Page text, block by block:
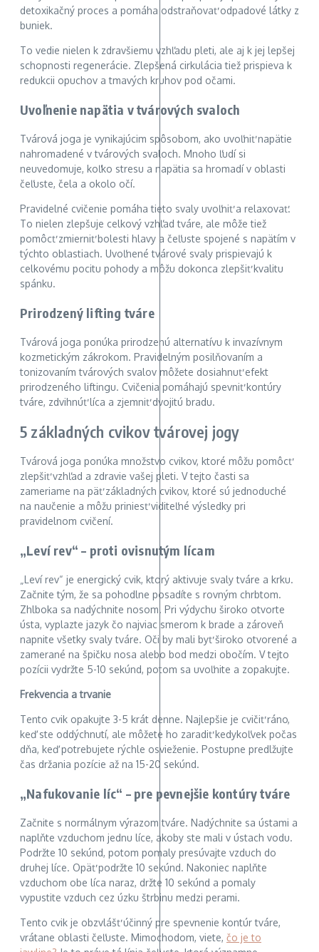
detoxikačný proces a pomáha odstraňovať odpadové látky z
buniek.
To vedie nielen k zdravšiemu vzhľadu pleti, ale aj k jej lepšej
schopnosti regenerácie. Zlepšená cirkulácia tiež prispieva k
redukcii opuchov a tmavých kruhov pod očami.
Uvoľnenie napätia v tvárových svaloch
Tvárová joga je vynikajúcim spôsobom, ako uvoľniť napätie
nahromadené v tvárových svaloch. Mnoho ľudí si
neuvedomuje, koľko stresu a napätia sa hromadí v oblasti
čeľuste, čela a okolo očí.
Pravidelné cvičenie pomáha tieto svaly uvoľniť a relaxovať.
To nielen zlepšuje celkový vzhľad tváre, ale môže tiež
pomôcť zmierniť bolesti hlavy a čeľuste spojené s napätím v
týchto oblastiach. Uvoľnené tvárové svaly prispievajú k
celkovému pocitu pohody a môžu dokonca zlepšiť kvalitu
spánku.
Prirodzený lifting tváre
Tvárová joga ponúka prirodzenú alternatívu k invazívnym
kozmetickým zákrokom. Pravidelným posilňovaním a
tonizovaním tvárových svalov môžete dosiahnuť efekt
prirodzeného liftingu. Cvičenia pomáhajú spevniť kontúry
tváre, zdvihnúť líca a zjemniť dvojitú bradu.
5 základných cvikov tvárovej jogy
Tvárová joga ponúka množstvo cvikov, ktoré môžu pomôcť
zlepšiť vzhľad a zdravie vašej pleti. V tejto časti sa
zameriame na päť základných cvikov, ktoré sú jednoduché
na naučenie a môžu priniesť viditeľné výsledky pri
pravidelnom cvičení.
„Leví rev“ – proti ovisnutým lícam
„Leví rev“ je energický cvik, ktorý aktivuje svaly tváre a krku.
Začnite tým, že sa pohodlne posadíte s rovným chrbtom.
Zhlboka sa nadýchnite nosom. Pri výdychu široko otvorte
ústa, vyplazte jazyk čo najviac smerom k brade a zároveň
napnite všetky svaly tváre. Oči by mali byť široko otvorené a
zamerané na špičku nosa alebo bod medzi obočím. V tejto
pozícii vydržte 5-10 sekúnd, potom sa uvoľnite a zopakujte.
Frekvencia a trvanie
Tento cvik opakujte 3-5 krát denne. Najlepšie je cvičiť ráno,
keď ste oddýchnutí, ale môžete ho zaradiť kedykoľvek počas
dňa, keď potrebujete rýchle osvieženie. Postupne predlžujte
čas držania pozície až na 15-20 sekúnd.
„Nafukovanie líc“ – pre pevnejšie kontúry tváre
Začnite s normálnym výrazom tváre. Nadýchnite sa ústami a
naplňte vzduchom jednu líce, akoby ste mali v ústach vodu.
Podržte 10 sekúnd, potom pomaly presúvajte vzduch do
druhej líce. Opäť podržte 10 sekúnd. Nakoniec naplňte
vzduchom obe líca naraz, držte 10 sekúnd a pomaly
vypustite vzduch cez úzku štrbinu medzi perami.
Tento cvik je obzvlášť účinný pre spevnenie kontúr tváre,
vrátane oblasti čeľuste. Mimochodom, viete, čo je to